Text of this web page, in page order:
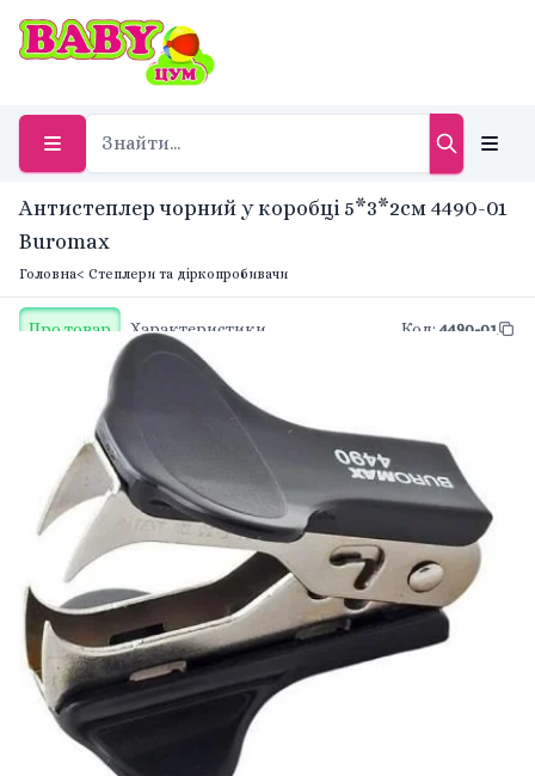
Антистеплер чорний у коробці 5*3*2см 4490-01
Buromax
Головна< Степлери та діркопробивачи
Про товар Характеристики Код: 4490-01